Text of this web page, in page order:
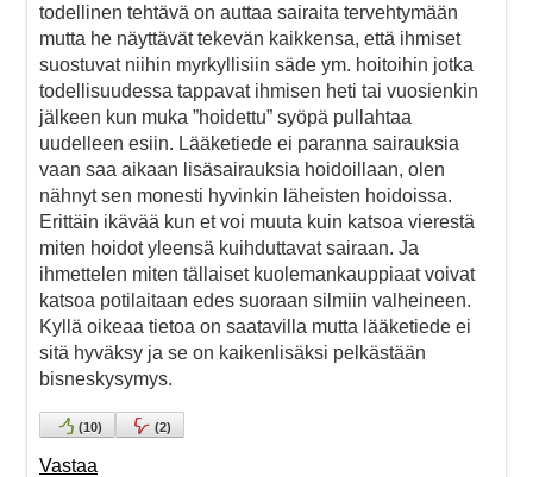
todellinen tehtävä on auttaa sairaita tervehtymään
mutta he näyttävät tekevän kaikkensa, että ihmiset
suostuvat niihin myrkyllisiin säde ym. hoitoihin jotka
todellisuudessa tappavat ihmisen heti tai vuosienkin
jälkeen kun muka ”hoidettu” syöpä pullahtaa
uudelleen esiin. Lääketiede ei paranna sairauksia
vaan saa aikaan lisäsairauksia hoidoillaan, olen
nähnyt sen monesti hyvinkin läheisten hoidoissa.
Erittäin ikävää kun et voi muuta kuin katsoa vierestä
miten hoidot yleensä kuihduttavat sairaan. Ja
ihmettelen miten tällaiset kuolemankauppiaat voivat
katsoa potilaitaan edes suoraan silmiin valheineen.
Kyllä oikeaa tietoa on saatavilla mutta lääketiede ei
sitä hyväksy ja se on kaikenlisäksi pelkästään
bisneskysymys.
(10) (2)
Vastaa